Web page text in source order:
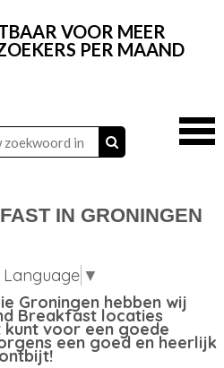
VOOR MEER
PER MAAND
IN GRONINGEN
Language ▼
Groningen hebben wij
Breakfast locaties
voor een goede
een goed en heerlijk
ontbijt!